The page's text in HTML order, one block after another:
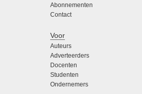
Abonnementen
Contact
Voor
Auteurs
Adverteerders
Docenten
Studenten
Ondernemers